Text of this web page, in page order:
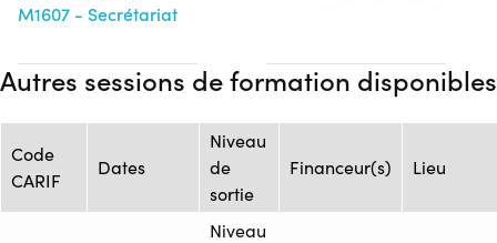
M1607 - Secrétariat
Autres sessions de formation disponibles
Code
CARIF
Dates
Niveau
de
sortie
Financeur(s) Lieu
Niveau